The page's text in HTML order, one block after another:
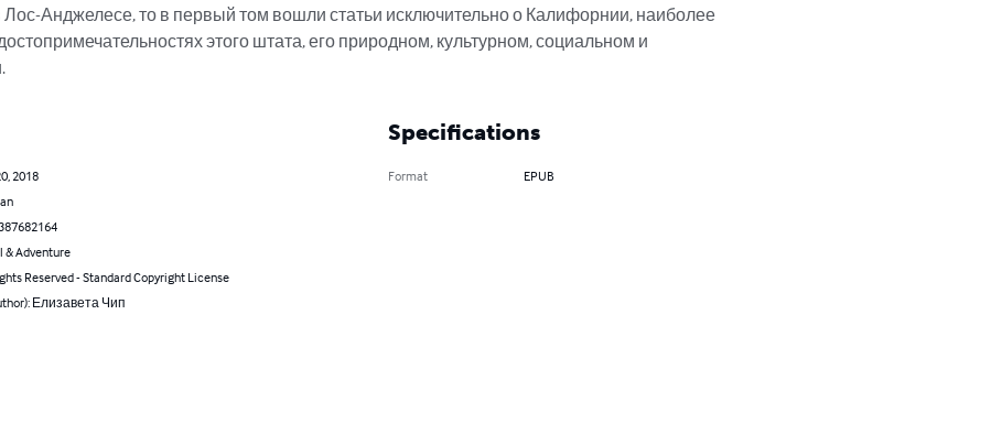
Лос-Анджелесе, то в первый том вошли статьи исключительно о Калифорнии, наиболее
этого штата, его природном, культурном, социальном и
2018
& Adventure
Reserved - Standard Copyright License
Елизавета Чип
Specifications
Format EPUB